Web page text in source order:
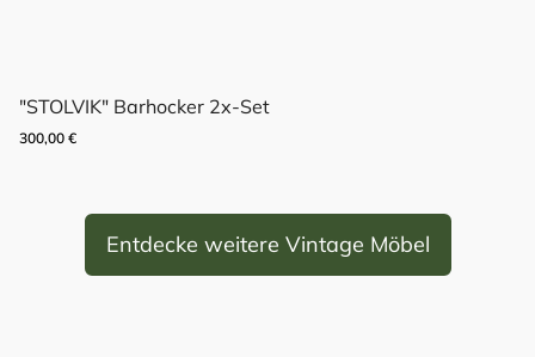
"STOLVIK" Barhocker 2x-Set
300,00 €
Entdecke weitere Vintage Möbel